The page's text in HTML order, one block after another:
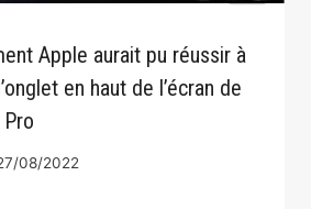
Apple aurait pu réussir à
en haut de l’écran de
Pro
08/2022